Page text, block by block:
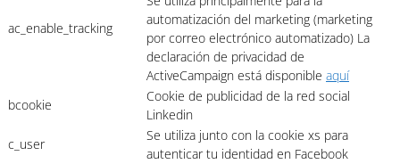
ac_enable_tracking
automatización del marketing (marketing
por correo electrónico automatizado) La
declaración de privacidad de
ActiveCampaign está disponible aquí
bcookie
Cookie de publicidad de la red social
Linkedin
c_user
Se utiliza junto con la cookie xs para
autenticar tu identidad en Facebook